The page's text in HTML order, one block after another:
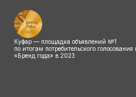
Куфар — площадка объявлений №1
по итогам потребительского голосования
«Бренд года» в 2023